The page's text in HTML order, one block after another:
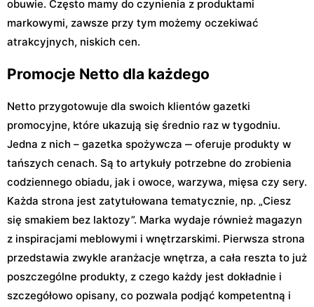
obuwie. Często mamy do czynienia z produktami
markowymi, zawsze przy tym możemy oczekiwać
atrakcyjnych, niskich cen.
Promocje Netto dla każdego
Netto przygotowuje dla swoich klientów gazetki
promocyjne, które ukazują się średnio raz w tygodniu.
Jedna z nich – gazetka spożywcza ‒ oferuje produkty w
tańszych cenach. Są to artykuły potrzebne do zrobienia
codziennego obiadu, jak i owoce, warzywa, mięsa czy sery.
Każda strona jest zatytułowana tematycznie, np. „Ciesz
się smakiem bez laktozy”. Marka wydaje również magazyn
z inspiracjami meblowymi i wnętrzarskimi. Pierwsza strona
przedstawia zwykle aranżacje wnętrza, a cała reszta to już
poszczególne produkty, z czego każdy jest dokładnie i
szczegółowo opisany, co pozwala podjąć kompetentną i